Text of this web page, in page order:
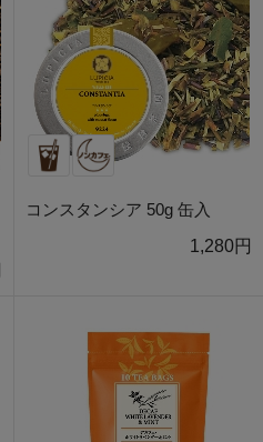
コンスタンシア 50g 缶入
1,280円